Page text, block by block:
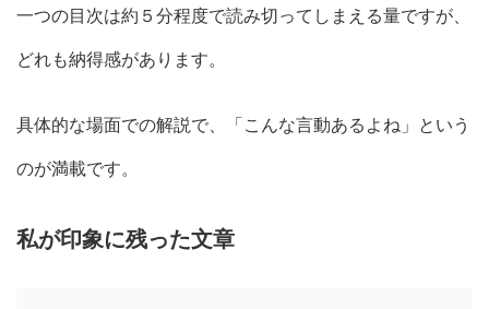
一つの目次は約５分程度で読み切ってしまえる量ですが、
どれも納得感があります。
具体的な場面での解説で、「こんな言動あるよね」という
のが満載です。
私が印象に残った文章